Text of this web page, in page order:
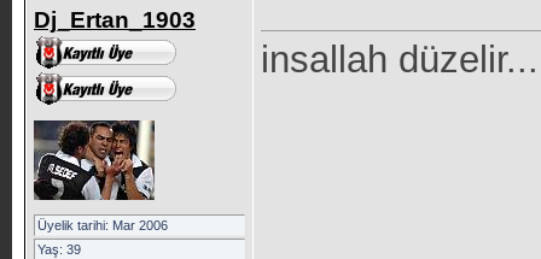
Dj_Ertan_1903
Üyelik tarihi: Mar 2006
Yaş: 39
insallah